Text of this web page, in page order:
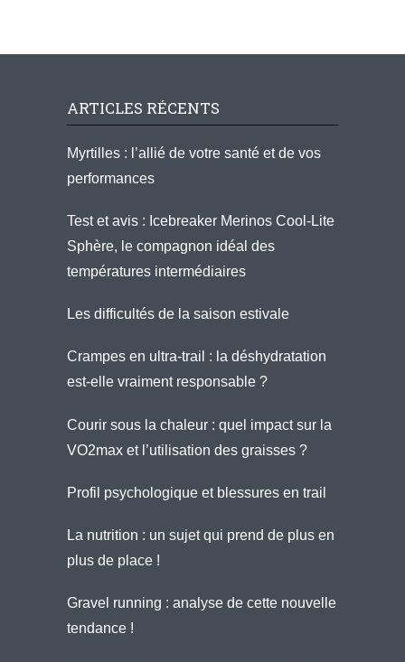
ARTICLES RÉCENTS
Myrtilles : l’allié de votre santé et de vos
performances
Test et avis : Icebreaker Merinos Cool-Lite
Sphère, le compagnon idéal des
températures intermédiaires
Les difficultés de la saison estivale
Crampes en ultra-trail : la déshydratation
est-elle vraiment responsable ?
Courir sous la chaleur : quel impact sur la
VO2max et l’utilisation des graisses ?
Profil psychologique et blessures en trail
La nutrition : un sujet qui prend de plus en
plus de place !
Gravel running : analyse de cette nouvelle
tendance !